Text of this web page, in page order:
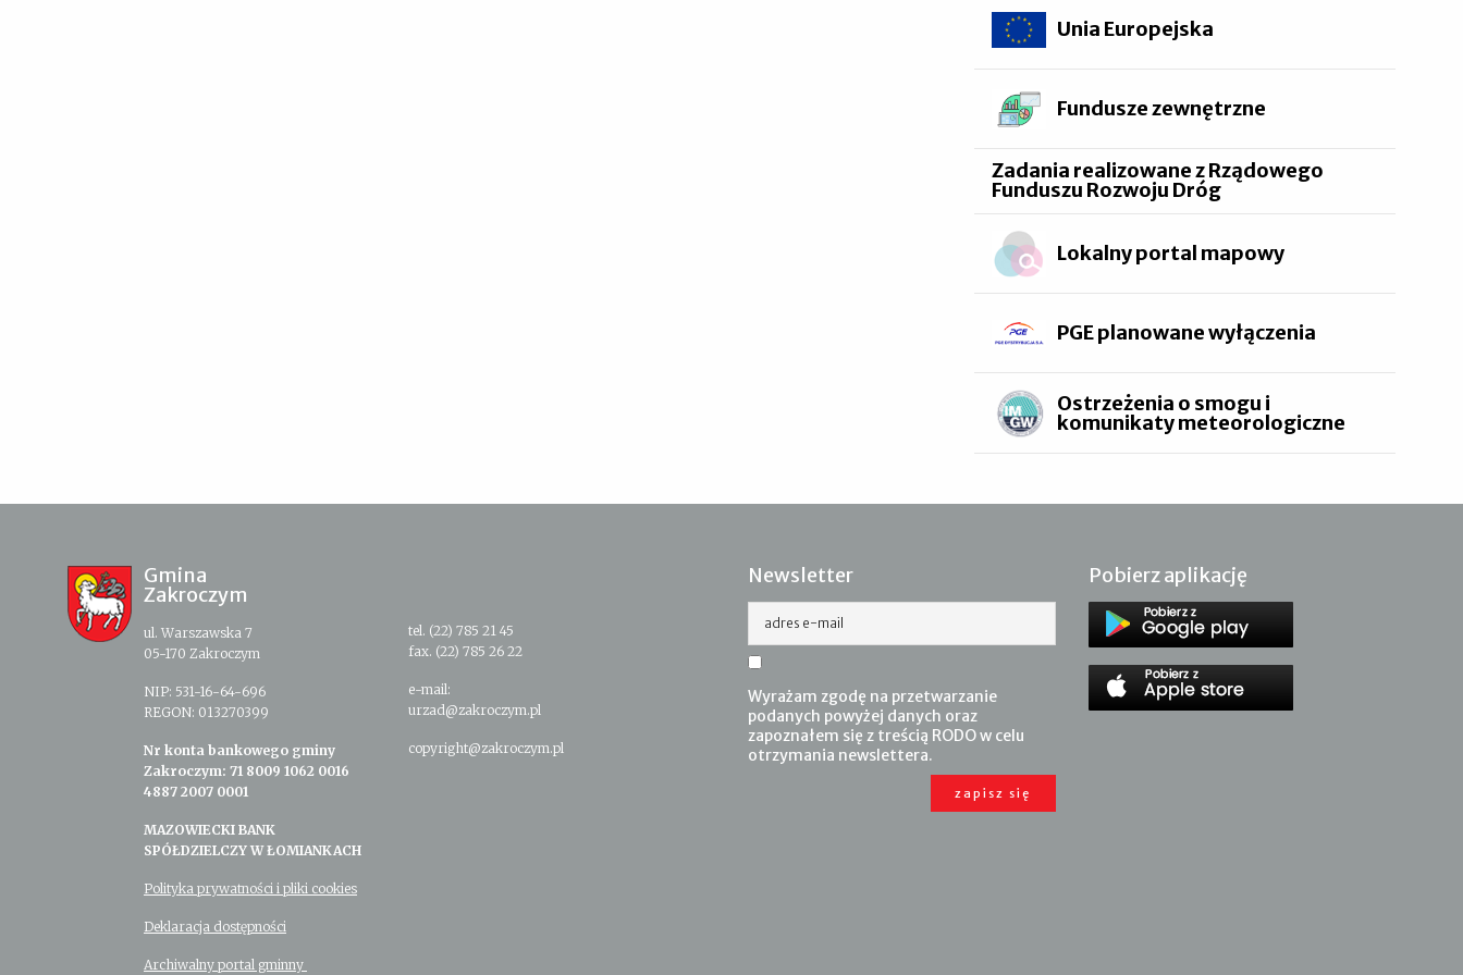
Unia Europejska
Fundusze zewnętrzne
Zadania realizowane z Rządowego
Funduszu Rozwoju Dróg
Lokalny portal mapowy
PGE planowane wyłączenia
Ostrzeżenia o smogu i
komunikaty meteorologiczne
Gmina
Zakroczym
ul. Warszawska 7
05-170 Zakroczym
NIP: 531-16-64-696
REGON: 013270399
Nr konta bankowego gminy
Zakroczym: 71 8009 1062 0016
4887 2007 0001
MAZOWIECKI BANK
SPÓŁDZIELCZY W ŁOMIANKACH
Polityka prywatności i pliki cookies
Deklaracja dostępności
Archiwalny portal gminny
tel. (22) 785 21 45
fax. (22) 785 26 22
e-mail:
urzad@zakroczym.pl
copyright@zakroczym.pl
Newsletter
adres e-mail
Wyrażam zgodę na przetwarzanie
podanych powyżej danych oraz
zapoznałem się z treścią RODO w celu
otrzymania newslettera.
Pobierz aplikację